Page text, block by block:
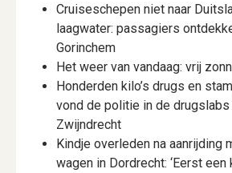
Cruiseschepen niet naar
laagwater: passagiers
Gorinchem
Het weer van vandaag: vrij
Honderden kilo’s drugs en
vond de politie in de
Zwijndrecht
Kindje overleden na aanrijding
wagen in Dordrecht: ‘Eerst een